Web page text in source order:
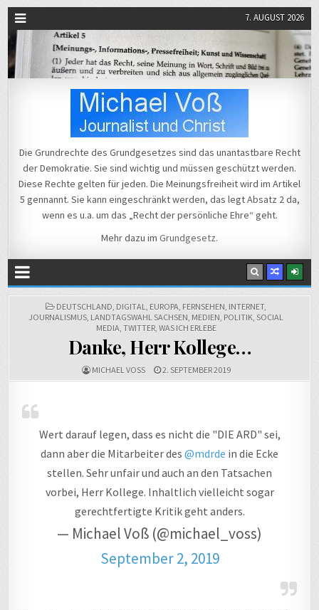
7. AUGUST 2026
Michael Voß
Die Grundrechte des Grundgesetzes sind das unantastbare Recht
der Demokratie. Sie sind wichtig und müssen geschützt werden.
Diese Rechte gelten für jeden. Die Meinungsfreiheit wird im Artikel
5 gennannt. Sie kann eingeschränkt werden, das legt Absatz 2 da,
wenn es u.a. um das „Recht der persönliche Ehre“ geht.
Mehr dazu im Grundgesetz.
POSTED
IN
DEUTSCHLAND, DIGITAL, EUROPA, FERNSEHEN, INTERNET,
JOURNALISMUS, LANDTAGSWAHL SACHSEN, MEDIEN, POLITIK, SOCIAL
MEDIA, TWITTER, WAS ICH ERLEBE
Danke, Herr Kollege…
MICHAEL VOSS 2. SEPTEMBER 2019
Wert darauf legen, dass es nicht die "DIE ARD" sei,
dann aber die Mitarbeiter des @mdrde in die Ecke
stellen. Sehr unfair und auch an den Tatsachen
vorbei, Herr Kollege. Inhaltlich vielleicht sogar
gerechtfertigte Kritik geht anders.
— Michael Voß (@michael_voss)
September 2, 2019